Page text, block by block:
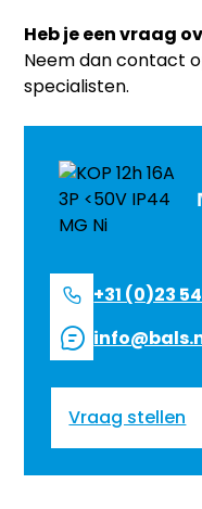
Heb je een vraag
Neem dan contact
specialisten.
+31 (0)23
Vraag stellen